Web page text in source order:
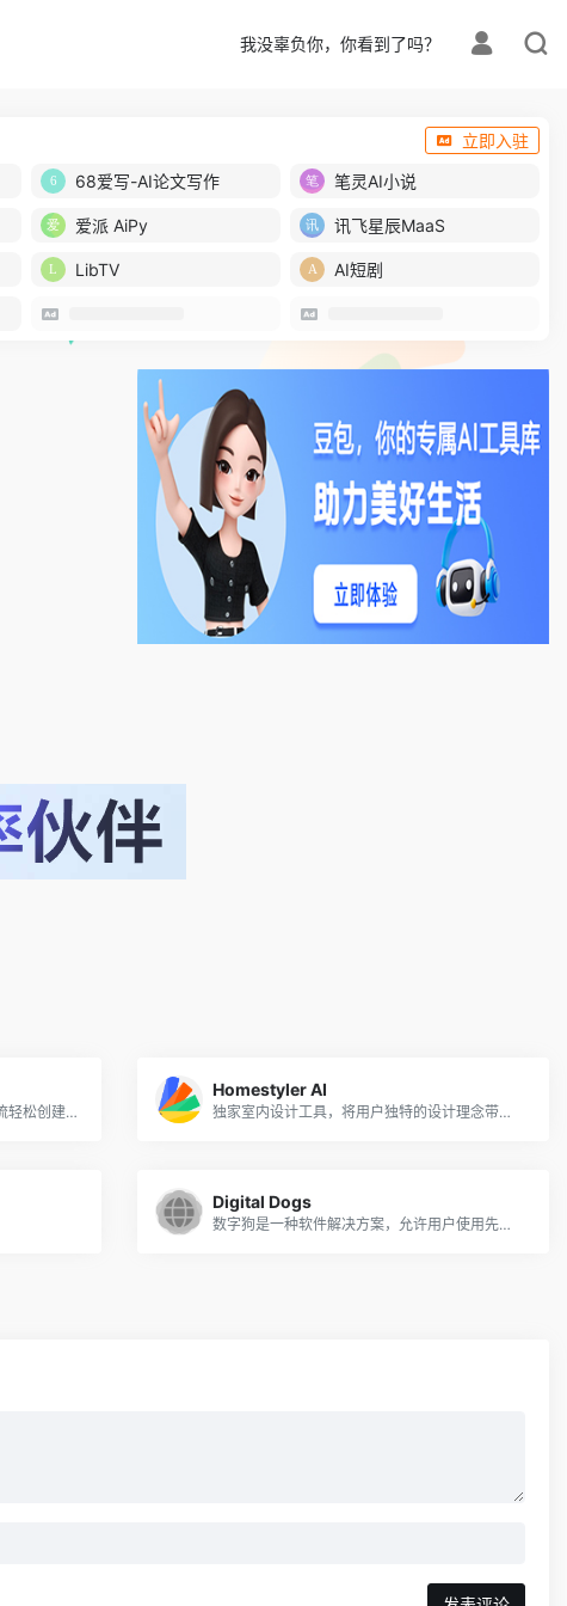
我没辜负你，你看到了吗？
立即入驻
68爱写-AI论文写作 笔灵AI小说
爱派 AiPy 讯飞星辰MaaS
LibTV AI短剧
AI驱动的应用程序可通过自然语言交流轻松创建3D模型。
Homestyler AI
独家室内设计工具，将用户独特的设计理念带入生活。
Digital Dogs
数字狗是一种软件解决方案，允许用户使用先进的人工智能技术创建虚拟宠物并与之互动。